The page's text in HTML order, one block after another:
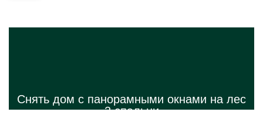
Снять дом с панорамными окнами на лес
2 спальни